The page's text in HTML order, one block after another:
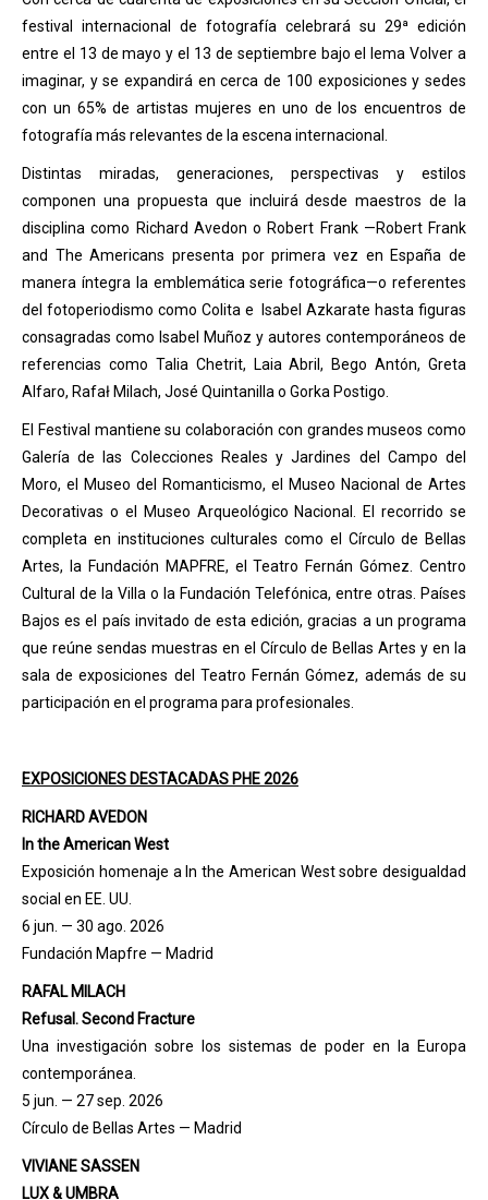
festival internacional de fotografía celebrará su 29ª edición
entre el 13 de mayo y el 13 de septiembre bajo el lema Volver a
imaginar, y se expandirá en cerca de 100 exposiciones y sedes
con un 65% de artistas mujeres en uno de los encuentros de
fotografía más relevantes de la escena internacional.
Distintas miradas, generaciones, perspectivas y estilos
componen una propuesta que incluirá desde maestros de la
disciplina como Richard Avedon o Robert Frank —Robert Frank
and The Americans presenta por primera vez en España de
manera íntegra la emblemática serie fotográfica—o referentes
del fotoperiodismo como Colita e Isabel Azkarate hasta figuras
consagradas como Isabel Muñoz y autores contemporáneos de
referencias como Talia Chetrit, Laia Abril, Bego Antón, Greta
Alfaro, Rafał Milach, José Quintanilla o Gorka Postigo.
El Festival mantiene su colaboración con grandes museos como
Galería de las Colecciones Reales y Jardines del Campo del
Moro, el Museo del Romanticismo, el Museo Nacional de Artes
Decorativas o el Museo Arqueológico Nacional. El recorrido se
completa en instituciones culturales como el Círculo de Bellas
Artes, la Fundación MAPFRE, el Teatro Fernán Gómez. Centro
Cultural de la Villa o la Fundación Telefónica, entre otras. Países
Bajos es el país invitado de esta edición, gracias a un programa
que reúne sendas muestras en el Círculo de Bellas Artes y en la
sala de exposiciones del Teatro Fernán Gómez, además de su
participación en el programa para profesionales.
EXPOSICIONES DESTACADAS PHE 2026
RICHARD AVEDON
In the American West
Exposición homenaje a In the American West sobre desigualdad
social en EE. UU.
6 jun. — 30 ago. 2026
Fundación Mapfre — Madrid
RAFAL MILACH
Refusal. Second Fracture
Una investigación sobre los sistemas de poder en la Europa
contemporánea.
5 jun. — 27 sep. 2026
Círculo de Bellas Artes — Madrid
VIVIANE SASSEN
LUX & UMBRA